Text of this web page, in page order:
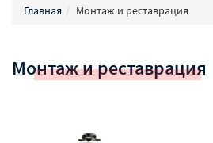
Главная Монтаж и реставрация
Монтаж и реставрация